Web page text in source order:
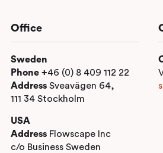
Office
Sweden
Phone +46 (0) 8 409 112 22
Address Sveavägen 64,
111 34 Stockholm
USA
Address Flowscape Inc
c/o Business Sweden